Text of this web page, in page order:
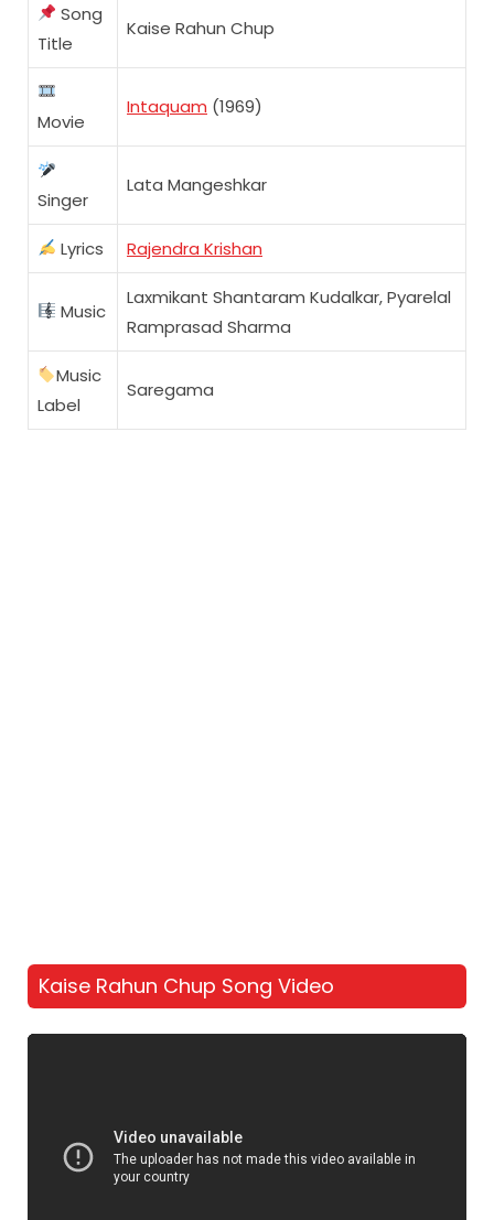
Song
Title
Kaise Rahun Chup
Movie
Intaquam (1969)
Singer
Lata Mangeshkar
Lyrics Rajendra Krishan
Music
Laxmikant Shantaram Kudalkar, Pyarelal
Ramprasad Sharma
Music
Label
Saregama
Kaise Rahun Chup Song Video